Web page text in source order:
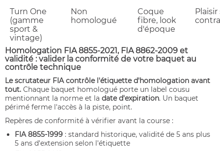
Turn One
(gamme
sport &
vintage)
Non
homologué
Coque
fibre, look
d'époque
Plaisir
Homologation FIA 8855-2021, FIA 8862-2009 et
validité : valider la conformité de votre baquet au
contrôle technique
Le scrutateur FIA contrôle l'étiquette d'homologation avant
tout. Chaque baquet homologué porte un label cousu
mentionnant la norme et la date d'expiration. Un baquet
périmé ferme l'accès à la piste, point.
Repères de conformité à vérifier avant la course :
FIA 8855-1999 : standard historique, validité de 5 ans plus
5 ans d'extension selon l'étiquette